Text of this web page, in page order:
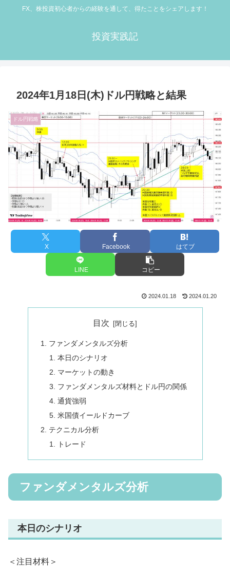
FX、株投資初心者からの経験を通して、得たことをシェアします！
投資実践記
2024年1月18日(木)ドル円戦略と結果
ドル円戦略
X Facebook はてブ
LINE コピー
2024.01.18 2024.01.20
目次
ファンダメンタルズ分析
本日のシナリオ
マーケットの動き
ファンダメンタルズ材料とドル円の関係
通貨強弱
米国債イールドカーブ
テクニカル分析
トレード
ファンダメンタルズ分析
本日のシナリオ
＜注目材料＞